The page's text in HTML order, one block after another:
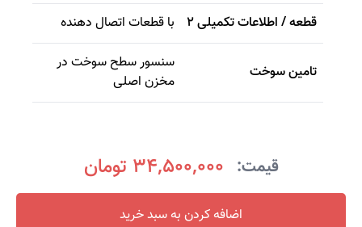
قطعه / اطلاعات تکمیلی 2
با قطعات اتصال دهنده
تامین سوخت
سنسور سطح سوخت در
مخزن اصلی
قیمت: 34,500,000 تومان
اضافه کردن به سبد خرید